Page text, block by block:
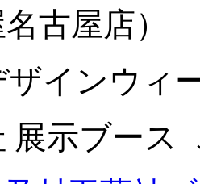
古屋店）
ザインウィ
展示ブース